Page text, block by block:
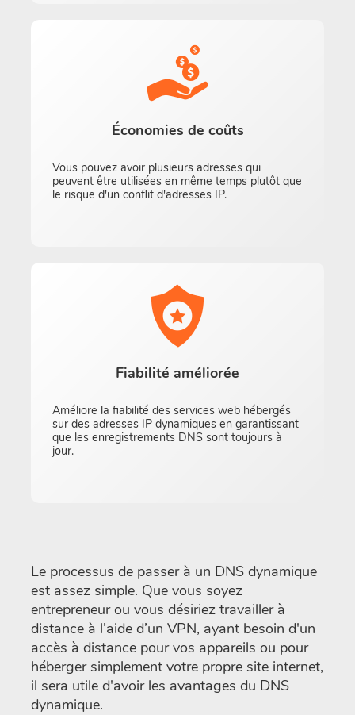
Économies de coûts
Vous pouvez avoir plusieurs adresses qui
peuvent être utilisées en même temps plutôt que
le risque d'un conflit d'adresses IP.
Fiabilité améliorée
Améliore la fiabilité des services web hébergés
sur des adresses IP dynamiques en garantissant
que les enregistrements DNS sont toujours à
jour.
Le processus de passer à un DNS dynamique
est assez simple. Que vous soyez
entrepreneur ou vous désiriez travailler à
distance à l’aide d’un VPN, ayant besoin d'un
accès à distance pour vos appareils ou pour
héberger simplement votre propre site internet,
il sera utile d'avoir les avantages du DNS
dynamique.